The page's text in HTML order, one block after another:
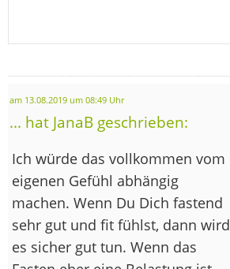
am 13.08.2019 um 08:49 Uhr
... hat JanaB geschrieben:
Ich würde das vollkommen vom
eigenen Gefühl abhängig
machen. Wenn Du Dich fastend
sehr gut und fit fühlst, dann wird
es sicher gut tun. Wenn das